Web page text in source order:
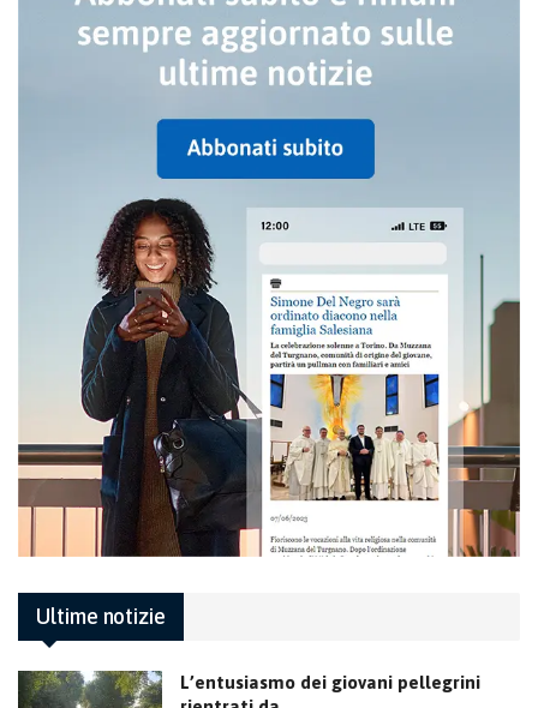
Ultime notizie
L’entusiasmo dei giovani pellegrini